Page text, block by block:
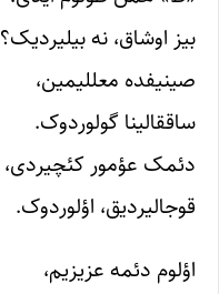
بیز اوشاق، نه بیلیردیک؟
صینیفده معللیمین،
ساققالینا گولوردوک.
دئمک عؤمور کئچیردی،
قوجالیردیق، اؤلوردوک.
اؤلوم دئمه عزیزیم،